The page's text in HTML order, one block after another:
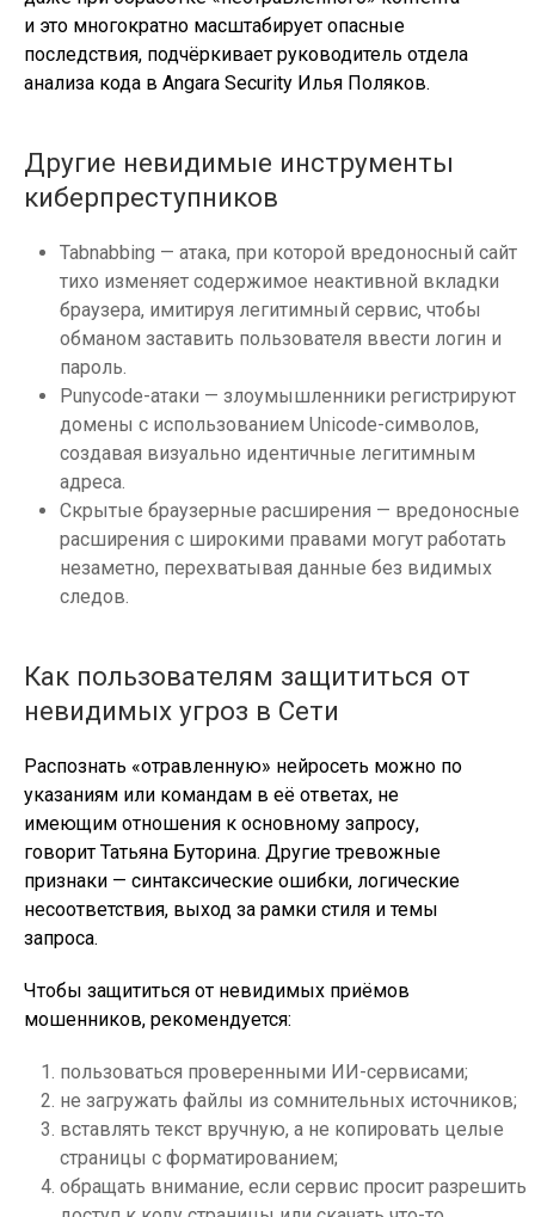
и это многократно масштабирует опасные
последствия, подчёркивает руководитель отдела
анализа кода в Angara Security Илья Поляков.
Другие невидимые инструменты
киберпреступников
Tabnabbing — атака, при которой вредоносный сайт
тихо изменяет содержимое неактивной вкладки
браузера, имитируя легитимный сервис, чтобы
обманом заставить пользователя ввести логин и
пароль.
Punycode-атаки — злоумышленники регистрируют
домены с использованием Unicode-символов,
создавая визуально идентичные легитимным
адреса.
Скрытые браузерные расширения — вредоносные
расширения с широкими правами могут работать
незаметно, перехватывая данные без видимых
следов.
Как пользователям защититься от
невидимых угроз в Сети
Распознать «отравленную» нейросеть можно по
указаниям или командам в её ответах, не
имеющим отношения к основному запросу,
говорит Татьяна Буторина. Другие тревожные
признаки — синтаксические ошибки, логические
несоответствия, выход за рамки стиля и темы
запроса.
Чтобы защититься от невидимых приёмов
мошенников, рекомендуется:
пользоваться проверенными ИИ-сервисами;
не загружать файлы из сомнительных источников;
вставлять текст вручную, а не копировать целые
страницы с форматированием;
обращать внимание, если сервис просит разрешить